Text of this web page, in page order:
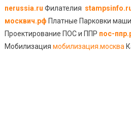
nerussia.ru Филателия
москвич.рф Платные Парковки
Проектирование ПОС и ППР пос-
Мобилизация мобилизация.москва